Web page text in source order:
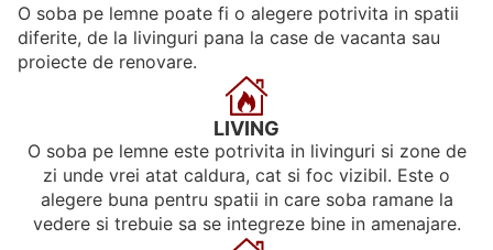
O soba pe lemne poate fi o alegere potrivita in spatii
diferite, de la livinguri pana la case de vacanta sau
proiecte de renovare.
LIVING
O soba pe lemne este potrivita in livinguri si zone de
zi unde vrei atat caldura, cat si foc vizibil. Este o
alegere buna pentru spatii in care soba ramane la
vedere si trebuie sa se integreze bine in amenajare.